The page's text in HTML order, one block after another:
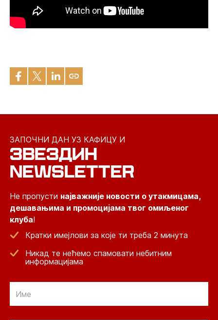
ЗАПОЧНИ ДАН УЗ КАФИЦУ И
ЗВЕЗДИН
NEWSLETTER
Не пропусти најважније новости о утакмицама,
дешавањима и промоцијама твог омиљеног
клуба!
Кратки имејлови за које ти треба 2 минута
Никад те нећемо спамовати небитним
информацијама